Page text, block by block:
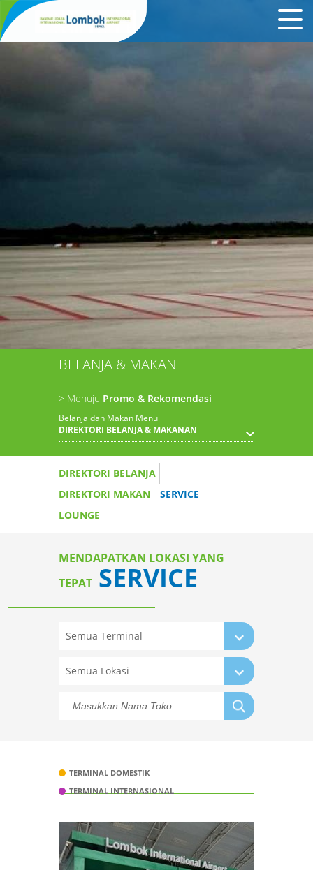
BELANJA & MAKAN
> Menuju Promo & Rekomendasi
Belanja dan Makan Menu
DIREKTORI BELANJA & MAKANAN
DIREKTORI BELANJA
DIREKTORI MAKAN
SERVICE
LOUNGE
MENDAPATKAN LOKASI YANG
TEPAT SERVICE
Semua Terminal
Semua Lokasi
TERMINAL DOMESTIK
TERMINAL INTERNASIONAL